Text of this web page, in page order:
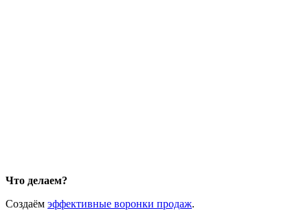
Что делаем?
Создаём эффективные воронки продаж.